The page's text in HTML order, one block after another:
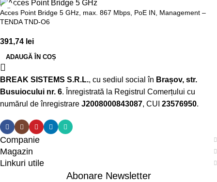
Acces Point Bridge 5 GHz, max. 867 Mbps, PoE IN, Management –
TENDA TND-O6
391,74 lei
ADAUGĂ ÎN COȘ
BREAK SISTEMS S.R.L., cu sediul social în Brașov, str.
Busuiocului nr. 6. Înregistrată la Registrul Comerțului cu
numărul de înregistrare J2008000843087, CUI 23576950.​
Companie
Magazin
Linkuri utile
Abonare Newsletter